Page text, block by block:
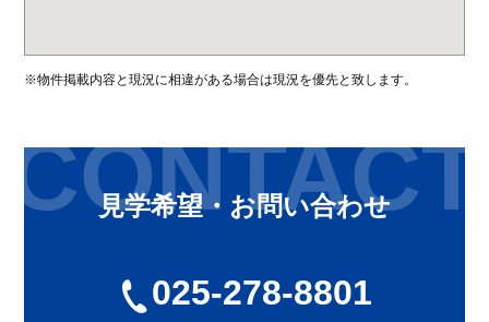
※物件掲載内容と現況に相違がある場合は現況を優先と致します。
見学希望・お問い合わせ
CONTACT
025-278-8801